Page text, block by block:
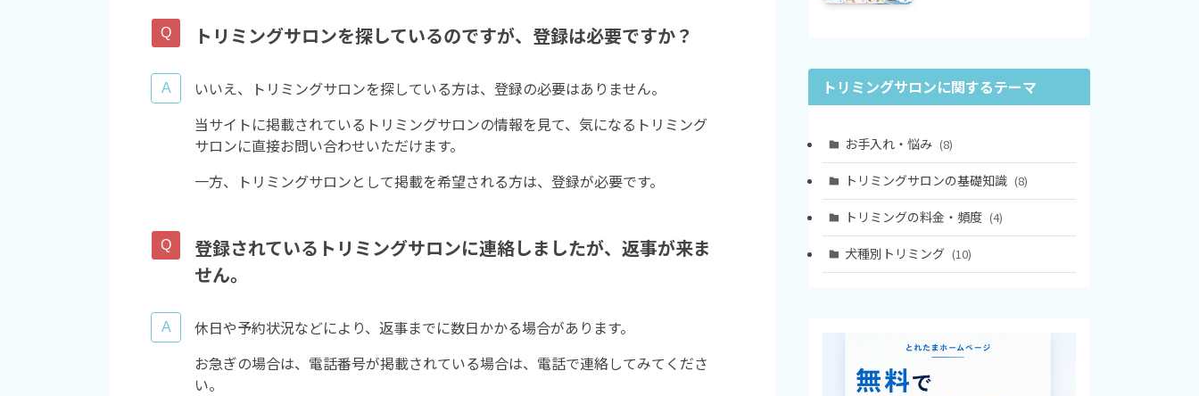
トリミングサロンを探しているのですが、登録は必要ですか？
いいえ、トリミングサロンを探している方は、登録の必要はありません。
当サイトに掲載されているトリミングサロンの情報を見て、気になるトリミング
サロンに直接お問い合わせいただけます。
一方、トリミングサロンとして掲載を希望される方は、登録が必要です。
登録されているトリミングサロンに連絡しましたが、返事が来ま
せん。
休日や予約状況などにより、返事までに数日かかる場合があります。
お急ぎの場合は、電話番号が掲載されている場合は、電話で連絡してみてくださ
い。
トリミングサロンに関するテーマ
お手入れ・悩み (8)
トリミングサロンの基礎知識 (8)
トリミングの料金・頻度 (4)
犬種別トリミング (10)